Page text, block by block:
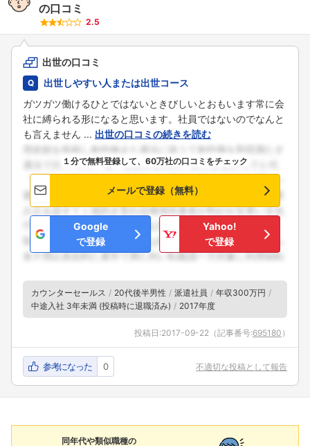
の口コミ
2.5
出世の口コミ
出世しやすい人または出世コース
ガツガツ働けるひとではないときびしいとおもいます常に会
社に縛られる形になると思います。社員ではないのでなんと
も言えません ... 出世の口コミの続きを読む
１分で無料登録して、60万社の口コミをチェック
メールで登録（無料）
Google
で登録
Yahoo!
で登録
カウンターセールス 20代後半男性 派遣社員
年収300万円
中途入社 3年未満 (投稿時に退職済み)
2017年度
投稿日:2017-09-22 （記事番号:695180 ）
参考になった 0 不適切な投稿として報告
同年代や類似職種の